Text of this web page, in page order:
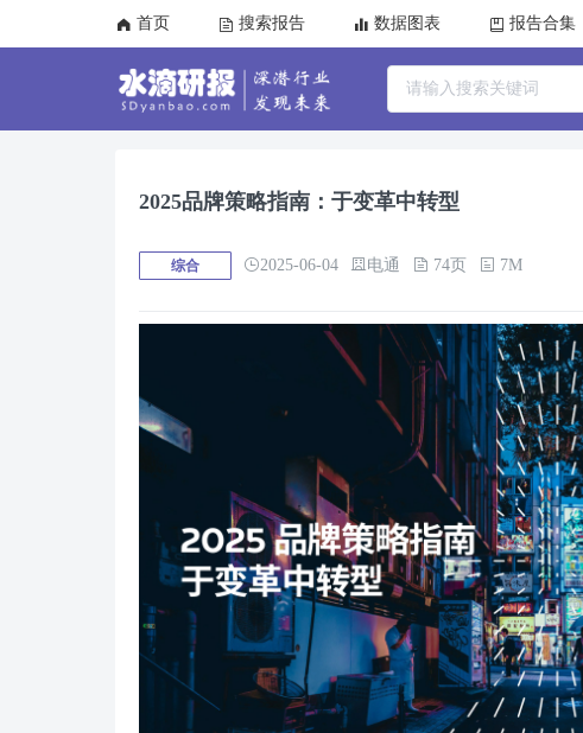
首页 搜索报告 数据图表 报告合集
2025品牌策略指南：于变革中转型
综合 2025-06-04 电通 74页 7M